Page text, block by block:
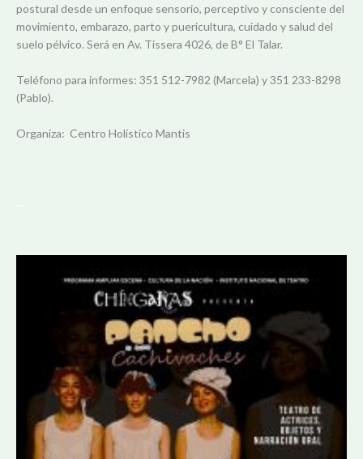
postural desde un enfoque sensorio, perceptivo y consciente del
movimiento, embarazo, parto y puericultura, cuidado y salud del
suelo pélvico. Será en Av. Tissera 4026, de B° El Talar.
Teléfono para informes: 351 512-7982 (Marcela) y 351 233-8298
(Pablo).
Organiza: Centro Holístico Mantis